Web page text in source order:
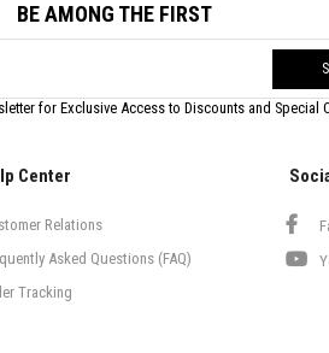
BE AMONG THE FIRST
for Exclusive Access to Discounts and Special
Center
Relations
Asked Questions (FAQ)
Tracking